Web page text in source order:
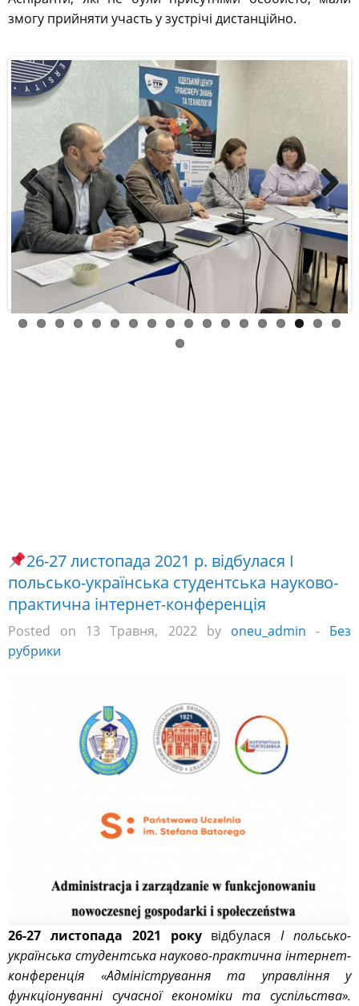
змогу прийняти участь у зустрічі дистанційно.
Previous Next
26-27 листопада 2021 р. відбулася І
польсько-українська студентська науково-
практична інтернет-конференція
Posted on 13 Травня, 2022 by oneu_admin - Без
рубрики
26-27 листопада 2021 рокувідбуласяІ польсько-
українська студентська науково-практична інтернет-
конференція «Адміністрування та управління у
функціонуванні сучасної економіки та суспільства».